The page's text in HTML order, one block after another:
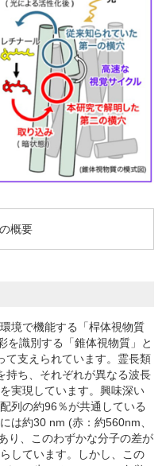
概要
境で機能する「桿体視物質
を識別する「錐体視物質」と
て支えられています。霊長類
持ち、それぞれが異なる波長
実現しています。興味深い
列の約96％が共通している
は約30 nm (赤：約560nm、
り、このわずかな分子の差が
しています。しかし、この